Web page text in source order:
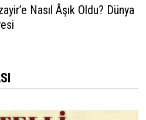
Nasıl Âşık Oldu? Dünya